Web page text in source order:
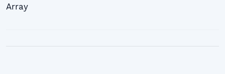
Array